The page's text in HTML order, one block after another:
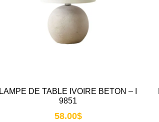
LAMPE DE TABLE IVOIRE BETON – I
9851
58.00$